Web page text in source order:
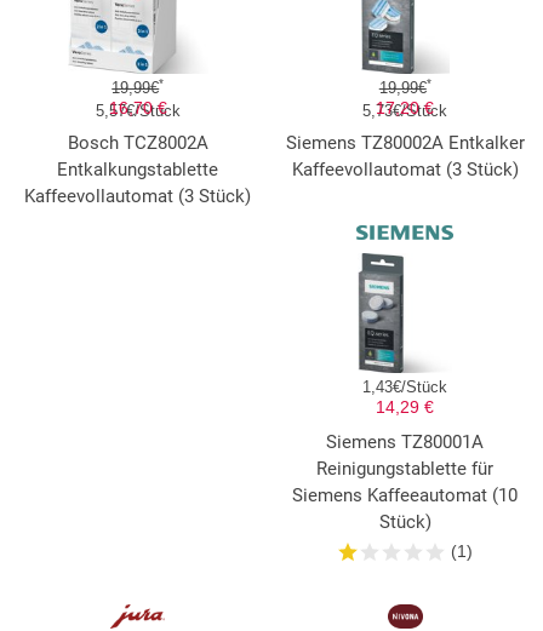
19,99€*
5,57€/Stück
16,70 €
Bosch TCZ8002A
Entkalkungstablette
Kaffeevollautomat (3 Stück)
19,99€*
5,73€/Stück
17,20 €
Siemens TZ80002A Entkalker
Kaffeevollautomat (3 Stück)
1,43€/Stück
14,29 €
Siemens TZ80001A
Reinigungstablette für
Siemens Kaffeeautomat (10
Stück)
(1)